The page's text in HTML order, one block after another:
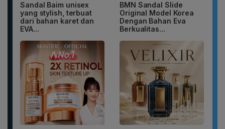
Sandal Baim unisex
yang stylish, terbuat
dari bahan karet dan
EVA...
BMN Sandal Slide
Original Model Korea
Dengan Bahan Eva
Berkualitas...